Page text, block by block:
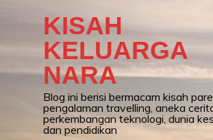
KISAH
KELUARGA
NARA
Blog ini berisi bermacam kisah
pengalaman travelling, aneka
perkembangan teknologi, dunia
dan pendidikan